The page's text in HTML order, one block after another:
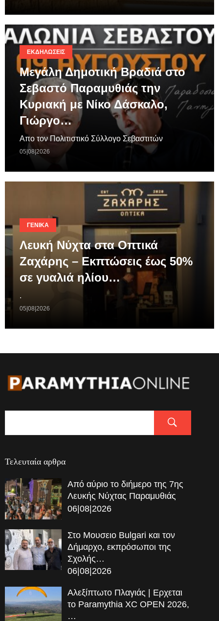
ΕΚΔΗΛΏΣΕΙΣ
Μεγάλη Δημοτική Βραδιά στο
Σεβαστό Παραμυθιάς την
Κυριακή με Νίκο Δάσκαλο,
Γιώργο…
Απο τον Πολιτιστικό Σύλλογο Σεβαστιτών
05|08|2026
ΓΕΝΙΚΆ
Λευκή Νύχτα στα Οπτικά
Ζαχάρης – Εκπτώσεις έως 50%
σε γυαλιά ηλίου…
.
05|08|2026
Τελευταία αρθρα
Από αύριο το διήμερο της 7ης
Λευκής Νύχτας Παραμυθιάς
06|08|2026
Στο Μουσειο Bulgari και τον
Δήμαρχο, εκπρόσωποι της
Σχολής…
06|08|2026
Αλεξίπτωτο Πλαγιάς | Ερχεται
το Paramythia XC OPEN 2026,
…